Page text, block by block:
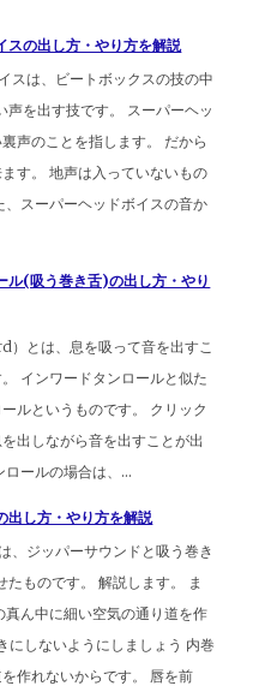
スの出し方・やり方を解説
スは、ビートボックスの技の中
声を出す技です。 スーパーヘッ
声のことを指します。 だから
す。 地声は入っていないもの
スーパーヘッドボイスの音か
ル(吸う巻き舌)の出し方・やり
とは、息を吸って音を出すこ
インワードタンロールと似た
ルというものです。 クリック
出しながら音を出すことが出
ールの場合は、...
出し方・やり方を解説
、ジッパーサウンドと吸う巻き
たものです。 解説します。 ま
ん中に細い空気の通り道を作
にしないようにしましょう 内巻
作れないからです。 唇を前